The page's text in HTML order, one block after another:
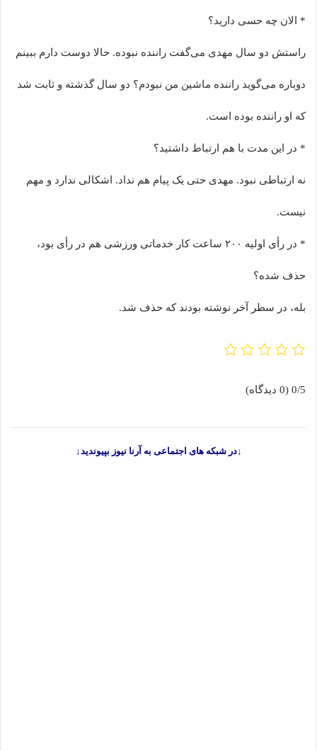
* الان چه حسی دارید؟
راستش دو سال مهدی می‌گفت راننده نبوده. حالا دوست دارم ببینم
دوباره می‌گوید راننده ماشین من نبودم؟ دو سال گذشته و ثابت شد
که او راننده بوده است.
* در این مدت با هم ارتباط داشتید؟
نه ارتباطی نبود. مهدی حتی یک پیام هم نداد. اشکالی ندارد و مهم
نیست.
* در رأی اولیه ۲۰۰ ساعت کار خدماتی ورزشی هم در رأی بود،
حذف شده؟
بله، در سطر آخر نوشته بودند که حذف شد.
0/5 (0 دیدگاه)
↓در شبکه های اجتماعی به آرنا نیوز بپیوندید↓